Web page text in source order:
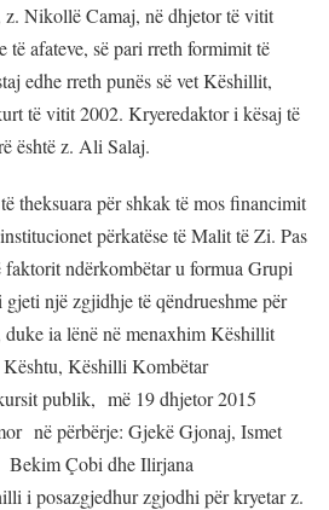
Nikollë Camaj, në dhjetor të vitit
të afateve, së pari rreth formimit të
edhe rreth punës së vet Këshillit,
të vitit 2002. Kryeredaktor i kësaj të
është z. Ali Salaj.
theksuara për shkak të mos financimit
përkatëse të Malit të Zi. Pas
faktorit ndërkombëtar u formua Grupi
një zgjidhje të qëndrueshme për
ia lënë në menaxhim Këshillit
Këshilli Kombëtar
publik, më 19 dhjetor 2015
në përbërje: Gjekë Gjonaj, Ismet
Çobi dhe Ilirjana
i posazgjedhur zgjodhi për kryetar z.